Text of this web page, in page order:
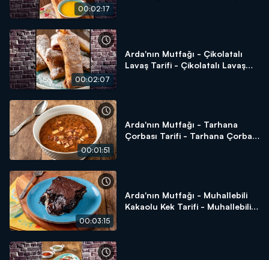
00:02:17
00:02:07
Arda'nın Mutfağı - Çikolatalı
Lavaş Tarifi - Çikolatalı Lavaş
00:01:51
Arda'nın Mutfağı - Tarhana
Çorbası Tarifi - Tarhana Çorbası
00:03:15
Arda'nın Mutfağı - Muhallebili
Kakaolu Kek Tarifi - Muhallebili